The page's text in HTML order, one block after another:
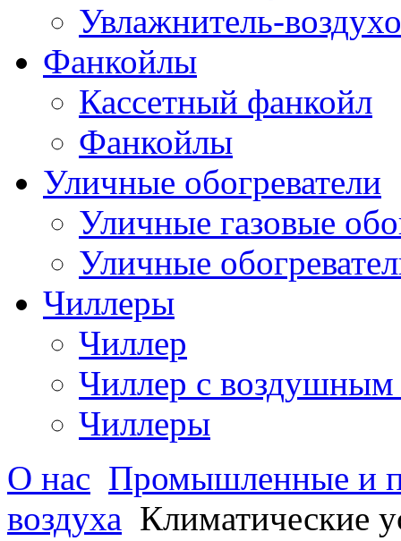
Увлажнитель-
Фанкойлы
Кассетный фанкойл
Фанкойлы
Уличные обогреватели
Уличные газовые
Уличные
Чиллеры
Чиллер
Чиллер с воздушным
Чиллеры
О нас Промышленные и
воздуха Климатические